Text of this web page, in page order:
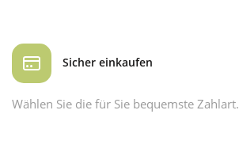
Sicher einkaufen
Wählen Sie die für Sie bequemste Zahlart.